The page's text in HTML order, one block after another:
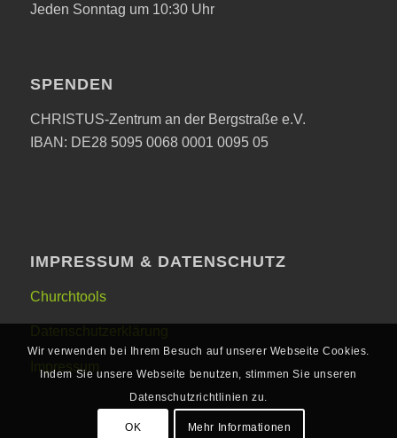
Jeden Sonntag um 10:30 Uhr
SPENDEN
CHRISTUS-Zentrum an der Bergstraße e.V.
IBAN: DE28 5095 0068 0001 0095 05
IMPRESSUM & DATENSCHUTZ
Churchtools
Impressum
Wir verwenden bei Ihrem Besuch auf unserer Webseite Cookies.
Indem Sie unsere Webseite benutzen, stimmen Sie unseren
Datenschutzrichtlinien zu.
OK Mehr Informationen